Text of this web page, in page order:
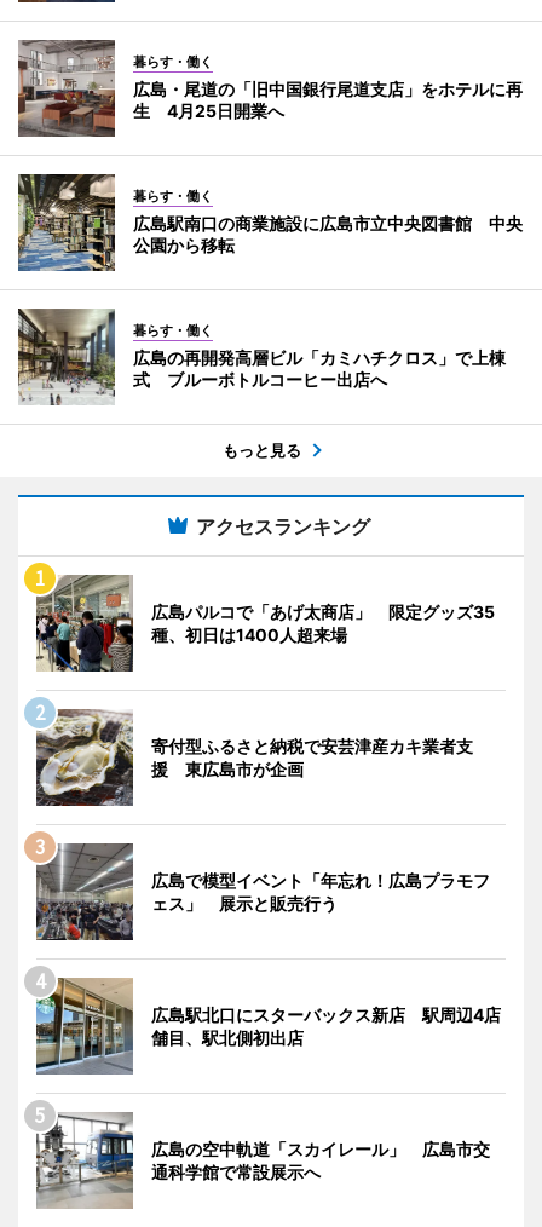
暮らす・働く
広島・尾道の「旧中国銀行尾道支店」をホテルに再
生 4月25日開業へ
暮らす・働く
広島駅南口の商業施設に広島市立中央図書館 中央
公園から移転
暮らす・働く
広島の再開発高層ビル「カミハチクロス」で上棟
式 ブルーボトルコーヒー出店へ
もっと見る
アクセスランキング
広島パルコで「あげ太商店」 限定グッズ35
種、初日は1400人超来場
寄付型ふるさと納税で安芸津産カキ業者支
援 東広島市が企画
広島で模型イベント「年忘れ！広島プラモフ
ェス」 展示と販売行う
広島駅北口にスターバックス新店 駅周辺4店
舗目、駅北側初出店
広島の空中軌道「スカイレール」 広島市交
通科学館で常設展示へ